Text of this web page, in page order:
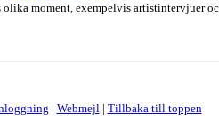
moment, exempelvis artistintervjuer
| Webmejl| Tillbaka till toppen